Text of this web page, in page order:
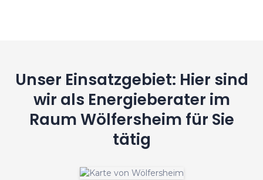
Unser Einsatzgebiet: Hier sind
wir als Energieberater im
Raum Wölfersheim für Sie
tätig